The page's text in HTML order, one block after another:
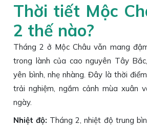
Thời tiết Mộc
2 thế nào?
Tháng 2 ở Mộc Châu vẫn mang
trong lành của cao nguyên Tây
yên bình, nhẹ nhàng. Đây là thời
trải nghiệm, ngắm cảnh mùa xuân
ngày.
Nhiệt độ: Tháng 2, nhiệt độ trung